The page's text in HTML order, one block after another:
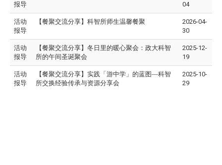
报导
04
活动
报导
【餐聚交流分享】科智所师生温馨餐聚
2026-04-
30
活动
报导
【餐聚交流分享】冬日里的暖心聚会：政大科智
所的午间圣诞聚会
2025-12-
19
活动
报导
【餐聚交流分享】实践「游中学」的蓝图—科智
所交换经验传承与资源分享会
2025-10-
29